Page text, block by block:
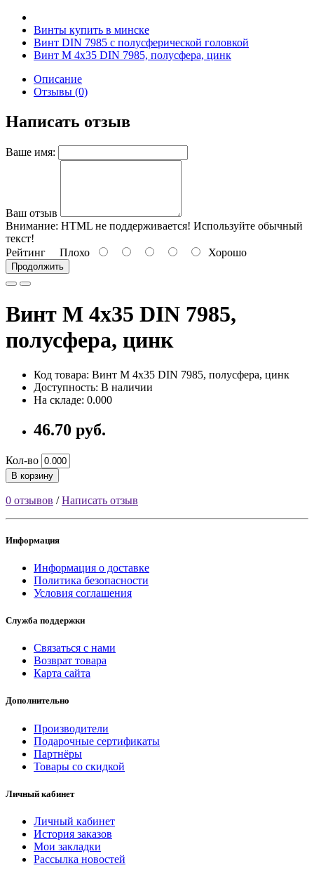
Винты купить в минске
Винт DIN 7985 с полусферической головкой
Винт М 4х35 DIN 7985, полусфера, цинк
Описание
Отзывы (0)
Написать отзыв
Ваше имя:
Ваш отзыв
Внимание: HTML не поддерживается! Используйте обычный
текст!
Рейтинг Плохо Хорошо
Продолжить
Винт М 4х35 DIN 7985,
полусфера, цинк
Код товара: Винт М 4х35 DIN 7985, полусфера, цинк
Доступность: В наличии
На складе: 0.000
46.70 руб.
Кол-во
В корзину
0 отзывов /Написать отзыв
Информация
Информация о доставке
Политика безопасности
Условия соглашения
Служба поддержки
Связаться с нами
Возврат товара
Карта сайта
Дополнительно
Производители
Подарочные сертификаты
Партнёры
Товары со скидкой
Личный кабинет
Личный кабинет
История заказов
Мои закладки
Рассылка новостей